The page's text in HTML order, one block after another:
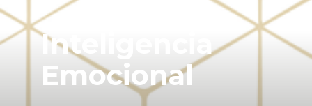
Inteligencia
Emocional